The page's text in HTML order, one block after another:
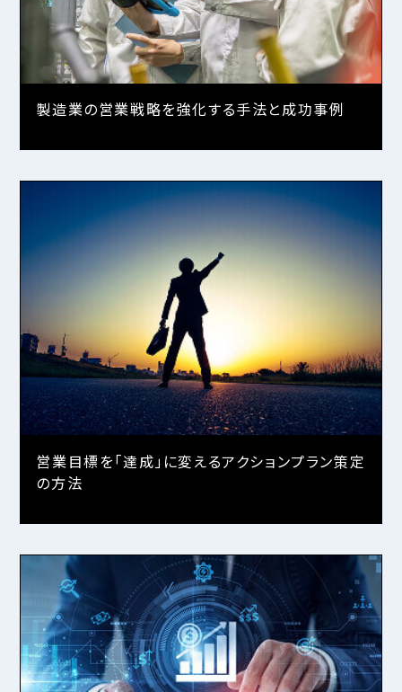
製造業の営業戦略を強化する手法と成功事例
営業目標を「達成」に変えるアクションプラン策定
の方法